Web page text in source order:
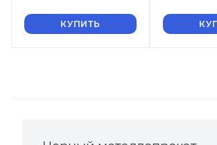
КУПИТЬ